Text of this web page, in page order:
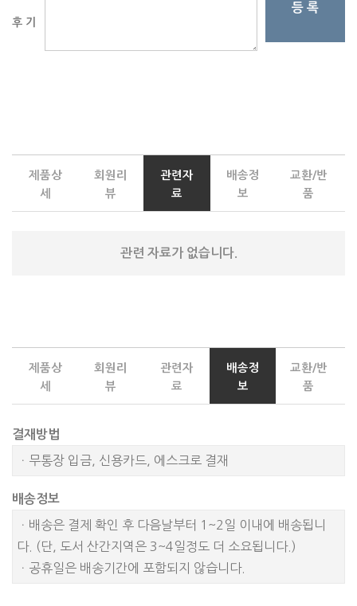
후 기
등 록
제품상
세
회원리
뷰
관련자
료
배송정
보
교환/반
품
관련 자료가 없습니다.
제품상
세
회원리
뷰
관련자
료
배송정
보
교환/반
품
결재방법
ㆍ무통장 입금, 신용카드, 에스크로 결재
배송정보
ㆍ배송은 결제 확인 후 다음날부터 1~2일 이내에 배송됩니
다. (단, 도서 산간지역은 3~4일정도 더 소요됩니다.)
ㆍ공휴일은 배송기간에 포함되지 않습니다.